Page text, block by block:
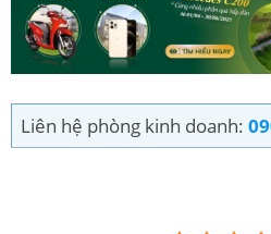
Liên hệ phòng kinh doanh: